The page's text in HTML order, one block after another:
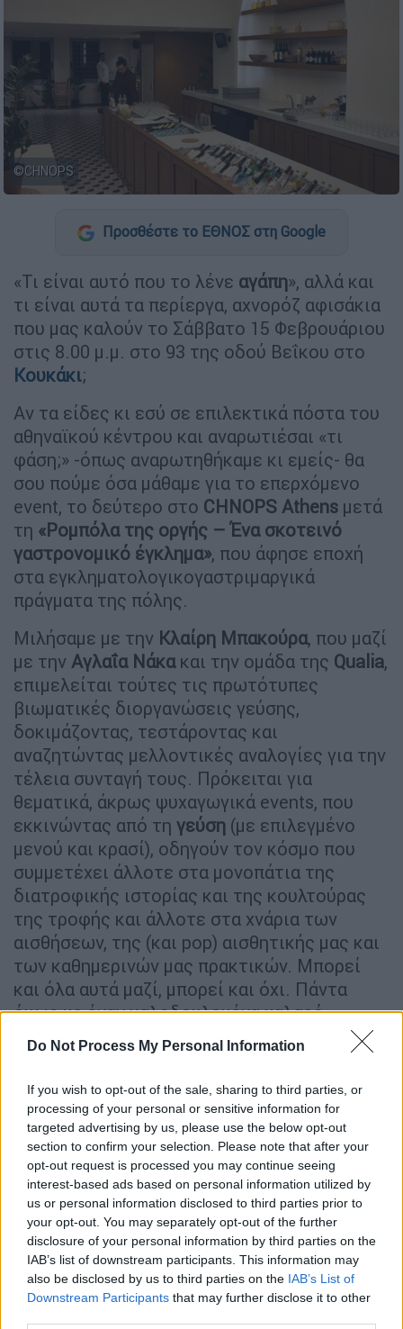
Do Not Process My Personal Information
If you wish to opt-out of the sale, sharing to third parties, or
processing of your personal or sensitive information for
targeted advertising by us, please use the below opt-out
section to confirm your selection. Please note that after your
opt-out request is processed you may continue seeing
interest-based ads based on personal information utilized by
us or personal information disclosed to third parties prior to
your opt-out. You may separately opt-out of the further
disclosure of your personal information by third parties on the
IAB’s list of downstream participants. This information may
also be disclosed by us to third parties on the IAB’s List of
Downstream Participants that may further disclose it to other
©CHNOPS
Προσθέστε το ΕΘΝΟΣ στη Google
«Τι είναι αυτό που το λένε αγάπη», αλλά και
τι είναι αυτά τα περίεργα, αχνορόζ αφισάκια
που μας καλούν το Σάββατο 15 Φεβρουάριου
στις 8.00 μ.μ. στο 93 της οδού Βεΐκου στο
Κουκάκι;
Αν τα είδες κι εσύ σε επιλεκτικά πόστα του
αθηναϊκού κέντρου και αναρωτιέσαι «τι
φάση;» -όπως αναρωτηθήκαμε κι εμείς- θα
σου πούμε όσα μάθαμε για το επερχόμενο
event, το δεύτερο στο CHNOPS Athens μετά
τη «Ρομπόλα της οργής – Ένα σκοτεινό
γαστρονομικό έγκλημα», που άφησε εποχή
στα εγκληματολογικογαστριμαργικά
πράγματα της πόλης.
Μιλήσαμε με την Κλαίρη Μπακούρα, που μαζί
με την Αγλαΐα Νάκακαι την ομάδα της Qualia,
επιμελείται τούτες τις πρωτότυπες
βιωματικές διοργανώσεις γεύσης,
δοκιμάζοντας, τεστάροντας και
αναζητώντας μελλοντικές αναλογίες για την
τέλεια συνταγή τους. Πρόκειται για
θεματικά, άκρως ψυχαγωγικά events, που
εκκινώντας από τη γεύση (με επιλεγμένο
μενού και κρασί), οδηγούν τον κόσμο που
συμμετέχει άλλοτε στα μονοπάτια της
διατροφικής ιστορίας και της κουλτούρας
της τροφής και άλλοτε στα χνάρια των
αισθήσεων, της (και pop) αισθητικής μας και
των καθημερινών μας πρακτικών. Μπορεί
και όλα αυτά μαζί, μπορεί και όχι. Πάντα
όμως με έναν καλοδουλεμένα χαλαρό,
φρέσκο, fun και αξιοβίωτο τρόπο.